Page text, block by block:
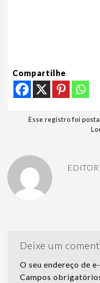
Compartilhe
Esse registro foi
EDITOR
Deixe um
O seu endereço de
Campos